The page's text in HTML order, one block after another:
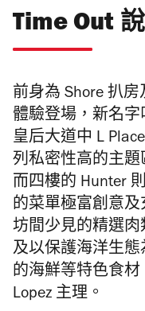
Time Out 說
前身為 Shore 扒
體驗登場，新名字
皇后大道中 L
列私密性高的主題
而四樓的 Hunter
的菜單極富創意及
坊間少見的精選肉
及以保護海洋生
的海鮮等特色食材
Lopez 主理。